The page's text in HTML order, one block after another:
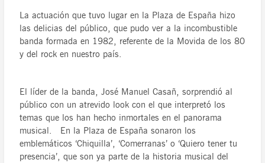
La actuación que tuvo lugar en la Plaza de España hizo
las delicias del público, que pudo ver a la incombustible
banda formada en 1982, referente de la Movida de los 80
y del rock en nuestro país.
El líder de la banda, José Manuel Casañ, sorprendió al
público con un atrevido look con el que interpretó los
temas que los han hecho inmortales en el panorama
musical. En la Plaza de España sonaron los
emblemáticos ‘Chiquilla’, ‘Comerranas’ o ‘Quiero tener tu
presencia’, que son ya parte de la historia musical del